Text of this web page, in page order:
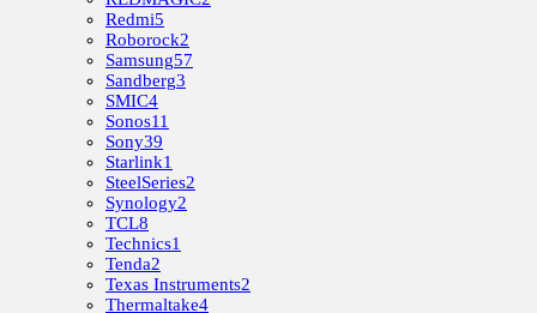
Redmi5
Roborock2
Samsung57
Sandberg3
SMIC4
Sonos11
Sony39
Starlink1
SteelSeries2
Synology2
TCL8
Technics1
Tenda2
Texas Instruments2
Thermaltake4